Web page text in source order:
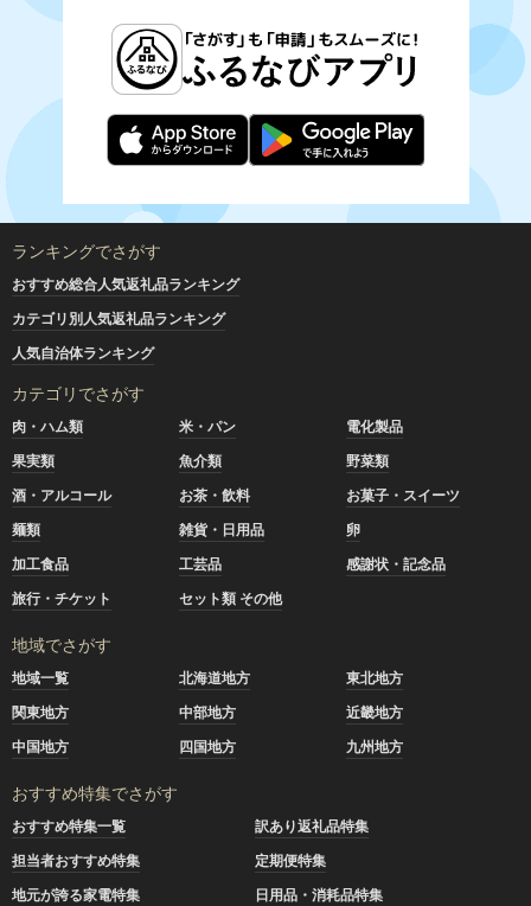
ランキングでさがす
おすすめ総合人気返礼品ランキング
カテゴリ別人気返礼品ランキング
人気自治体ランキング
カテゴリでさがす
肉・ハム類 米・パン
電化製品
果実類
魚介類
野菜類
酒・アルコール
お茶・飲料
お菓子・スイーツ
麺類
雑貨・日用品
卵
加工食品
工芸品
感謝状・記念品
旅行・チケット
セット類 その他
地域でさがす
地域一覧 北海道地方
東北地方
関東地方
中部地方
近畿地方
中国地方
四国地方 九州地方
おすすめ特集でさがす
おすすめ特集一覧
訳あり返礼品特集
担当者おすすめ特集
定期便特集
地元が誇る家電特集
日用品・消耗品特集